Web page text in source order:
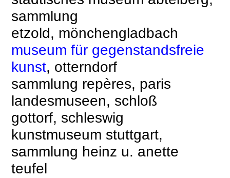
sammlung
etzold, mönchengladbach
museum für gegenstandsfreie
kunst, otterndorf
sammlung repères, paris
landesmuseen, schloß
gottorf, schleswig
kunstmuseum stuttgart,
sammlung heinz u. anette
teufel